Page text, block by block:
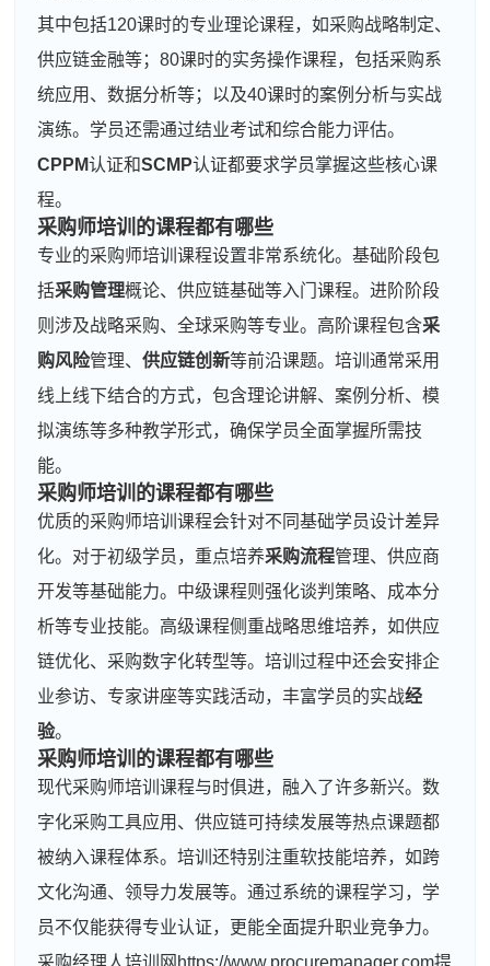
其中包括120课时的专业理论课程，如采购战略制定、
供应链金融等；80课时的实务操作课程，包括采购系
统应用、数据分析等；以及40课时的案例分析与实战
演练。学员还需通过结业考试和综合能力评估。
CPPM认证和SCMP认证都要求学员掌握这些核心课
程。
采购师培训的课程都有哪些
专业的采购师培训课程设置非常系统化。基础阶段包
括采购管理概论、供应链基础等入门课程。进阶阶段
则涉及战略采购、全球采购等专业。高阶课程包含采
购风险管理、供应链创新等前沿课题。培训通常采用
线上线下结合的方式，包含理论讲解、案例分析、模
拟演练等多种教学形式，确保学员全面掌握所需技
能。
采购师培训的课程都有哪些
优质的采购师培训课程会针对不同基础学员设计差异
化。对于初级学员，重点培养采购流程管理、供应商
开发等基础能力。中级课程则强化谈判策略、成本分
析等专业技能。高级课程侧重战略思维培养，如供应
链优化、采购数字化转型等。培训过程中还会安排企
业参访、专家讲座等实践活动，丰富学员的实战经
验。
采购师培训的课程都有哪些
现代采购师培训课程与时俱进，融入了许多新兴。数
字化采购工具应用、供应链可持续发展等热点课题都
被纳入课程体系。培训还特别注重软技能培养，如跨
文化沟通、领导力发展等。通过系统的课程学习，学
员不仅能获得专业认证，更能全面提升职业竞争力。
采购经理人培训网https://www.procuremanager.com提